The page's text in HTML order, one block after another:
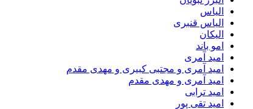
الیاس
الیاس قنبرى
الیکان
امو باند
امید آمری
امید آمری و مجتبی کبیری و مهدى مقدم
امید آمری و مهدی مقدم
امید ترابی
امید تقی پور